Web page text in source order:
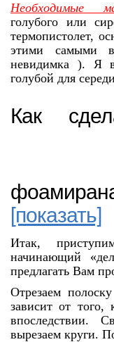
Необходимые
голубого или
термопистолет,
этими самыми
невидимка ). Я
голубой для
Как
[показать]
Итак,
начинающий
предлагать Вам
Отрезаем
зависит от того,
впоследствии.
вырезаем круги.